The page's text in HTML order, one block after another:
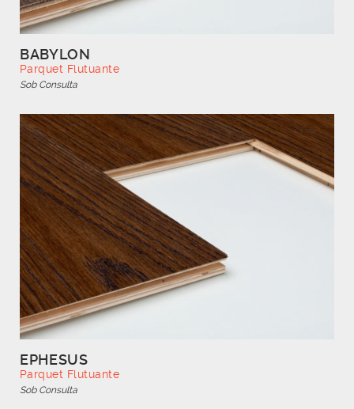
BABYLON
Parquet Flutuante
Sob Consulta
EPHESUS
Parquet Flutuante
Sob Consulta